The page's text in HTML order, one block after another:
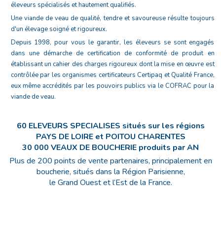
éleveurs spécialisés et hautement qualifiés.
Une viande de veau de qualité, tendre et savoureuse résulte toujours
d'un élevage soigné et rigoureux.
Depuis 1998, pour vous le garantir, les éleveurs se sont engagés
dans une démarche de certification de conformité de produit en
établissant un cahier des charges rigoureux dont la mise en œuvre est
contrôlée par les organismes certificateurs Certipaq et Qualité France,
eux même accrédités par les pouvoirs publics via le COFRAC pour la
viande de veau.
60 ELEVEURS SPECIALISES situés sur les régions
PAYS DE LOIRE et POITOU CHARENTES
30 000 VEAUX DE BOUCHERIE produits par AN
Plus de 200 points de vente partenaires, principalement en
boucherie, situés dans la Région Parisienne,
le Grand Ouest et l’Est de la France.